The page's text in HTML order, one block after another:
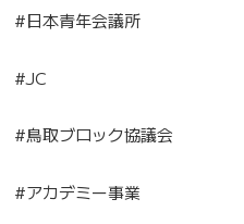
#日本青年会議所
#JC
#鳥取ブロック協議会
#アカデミー事業